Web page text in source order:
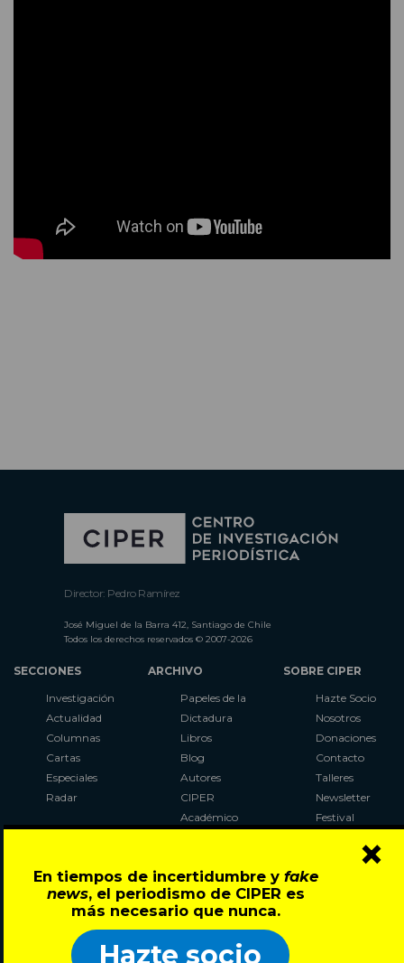
En tiempos de incertidumbre y fake
news, el periodismo de CIPER es
más necesario que nunca.
Hazte socio
×
Director: Pedro Ramírez
José Miguel de la Barra 412, Santiago de Chile
Todos los derechos reservados © 2007-2026
SECCIONES
Investigación
Actualidad
Columnas
Cartas
Especiales
Radar
ARCHIVO
Papeles de la
Dictadura
Libros
Blog
Autores
CIPER
Académico
Al Plebiscito
con CIPER
SOBRE CIPER
Hazte Socio
Nosotros
Donaciones
Contacto
Talleres
Newsletter
Festival